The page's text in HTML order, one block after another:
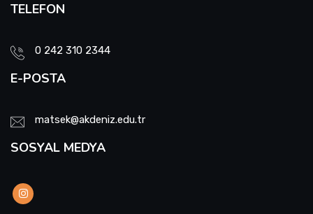
TELEFON
0 242 310 2344
E-POSTA
matsek@akdeniz.edu.tr
SOSYAL MEDYA